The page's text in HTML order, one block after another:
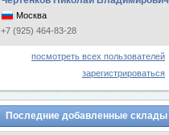
Москва
+7 (925) 464-83-28
посмотреть всех пользователей
зарегистрироваться
Последние добавленные склады